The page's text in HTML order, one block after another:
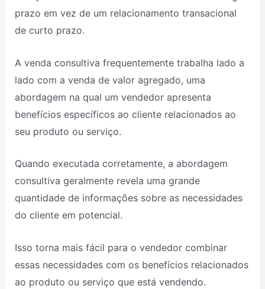
prazo em vez de um relacionamento transacional
de curto prazo.
A venda consultiva frequentemente trabalha lado a
lado com a venda de valor agregado, uma
abordagem na qual um vendedor apresenta
benefícios específicos ao cliente relacionados ao
seu produto ou serviço.
Quando executada corretamente, a abordagem
consultiva geralmente revela uma grande
quantidade de informações sobre as necessidades
do cliente em potencial.
Isso torna mais fácil para o vendedor combinar
essas necessidades com os benefícios relacionados
ao produto ou serviço que está vendendo.